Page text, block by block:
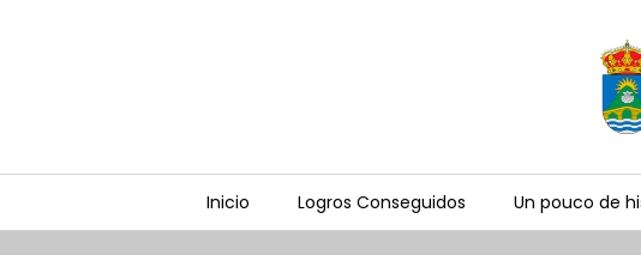
Inicio Logros Conseguidos Un pouco de